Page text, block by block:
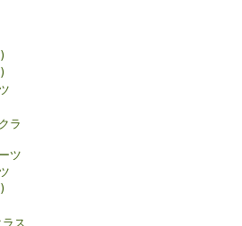
ラ
ツ
ス